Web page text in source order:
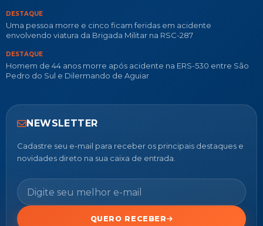
DESTAQUE
Uma pessoa morre e cinco ficam feridas em acidente
envolvendo viatura da Brigada Militar na RSC-287
DESTAQUE
Homem de 44 anos morre após acidente na ERS-530 entre São
Pedro do Sul e Dilermando de Aguiar
NEWSLETTER
Cadastre seu e-mail para receber os principais destaques e
novidades direto na sua caixa de entrada.
QUERO RECEBER